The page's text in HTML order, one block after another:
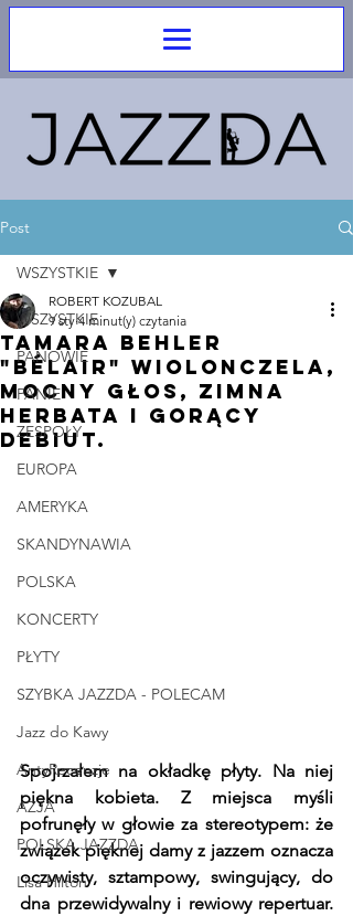
Post
WSZYSTKIE
PANOWIE
PANIE
ZESPOŁY
EUROPA
AMERYKA
SKANDYNAWIA
POLSKA
KONCERTY
PŁYTY
SZYBKA JAZZDA - POLECAM
Jazz do Kawy
AntyRecenzje
AZJA
POLSKA JAZZDA
Lisa Hilton
WSZYSTKIE
tamara Behler
"BÉLAIR" Wiolonczela,
Mocny głos, Zimna
herbata i gorący
debiut.
ROBERT KOZUBAL
9 sty 4 minut(y) czytania
Spojrzałem na okładkę płyty. Na niej
piękna kobieta. Z miejsca myśli
pofrunęły w głowie za stereotypem: że
związek pięknej damy z jazzem oznacza
oczywisty, sztampowy, swingujący, do
dna przewidywalny i rewiowy repertuar.